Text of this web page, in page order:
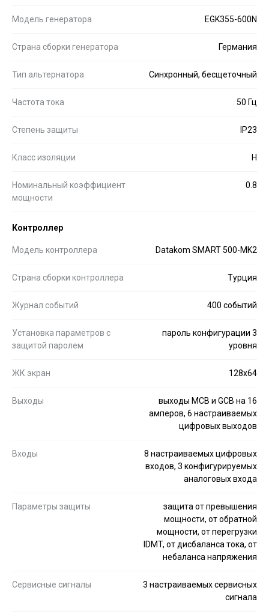
Модель генератора EGK355-600N
Страна сборки генератора Германия
Тип альтернатора Синхронный, бесщеточный
Частота тока 50 Гц
Степень защиты IP23
Класс изоляции H
Номинальный коэффициент
мощности
0.8
Контроллер
Модель контроллера Datakom SMART 500-MK2
Страна сборки контроллера Турция
Журнал событий 400 событий
Установка параметров с
защитой паролем
пароль конфигурации 3
уровня
ЖК экран 128x64
Выходы
выходы MCB и GCB на 16
амперов, 6 настраиваемых
цифровых выходов
Входы
8 настраиваемых цифровых
входов, 3 конфигурируемых
аналоговых входа
Параметры защиты
защита от превышения
мощности, от обратной
мощности, от перегрузки
IDMT, от дисбаланса тока, от
небаланса напряжения
Сервисные сигналы
3 настраиваемых сервисных
сигнала